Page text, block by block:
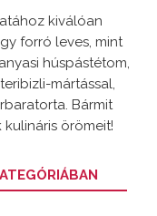
kiválóan
forró leves, mint
húspástétom,
mártással,
Bármit
örömeit!